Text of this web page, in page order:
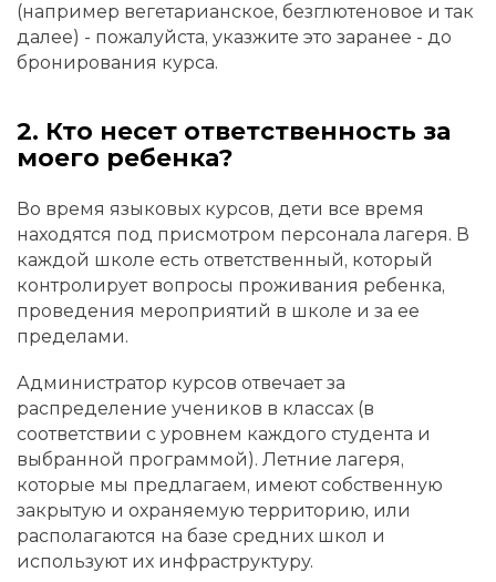
(например вегетарианское, безглютеновое и так
далее) - пожалуйста, указжите это заранее - до
бронирования курса.
2. Кто несет ответственность за
моего ребенка?
Во время языковых курсов, дети все время
находятся под присмотром персонала лагеря. В
каждой школе есть ответственный, который
контролирует вопросы проживания ребенка,
проведения мероприятий в школе и за ее
пределами.
Администратор курсов отвечает за
распределение учеников в классах (в
соответствии с уровнем каждого студента и
выбранной программой). Летние лагеря,
которые мы предлагаем, имеют собственную
закрытую и охраняемую территорию, или
располагаются на базе средних школ и
используют их инфраструктуру.